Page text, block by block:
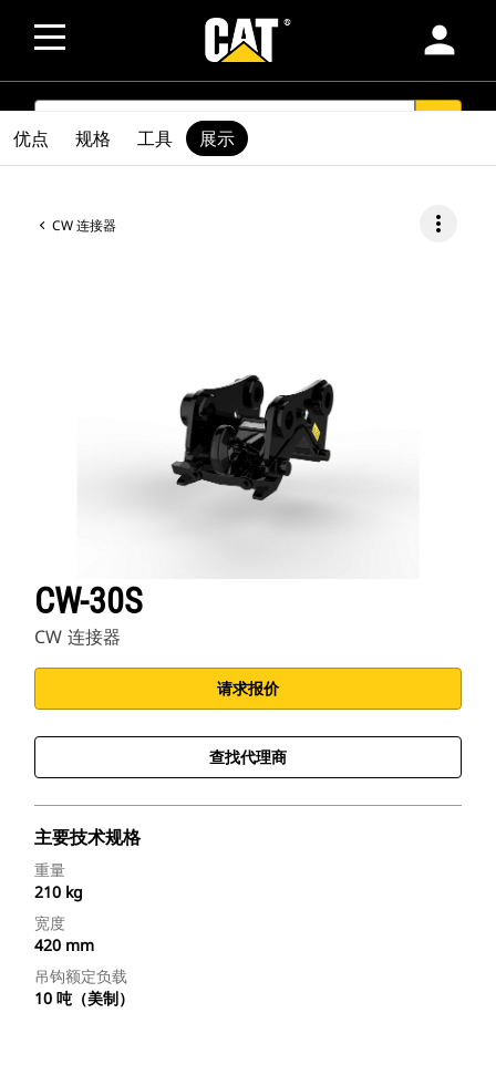
person
SEARCH
CW 连接器 more_vert
CW-30S
CW 连接器
请求报价
查找代理商
主要技术规格
重量
210 kg
宽度
420 mm
吊钩额定负载
10 吨（美制）
优点 规格 工具 展示